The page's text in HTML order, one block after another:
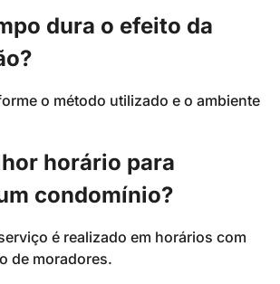
dura o efeito da
o método utilizado e o ambiente
horário para
condomínio?
é realizado em horários com
de moradores.